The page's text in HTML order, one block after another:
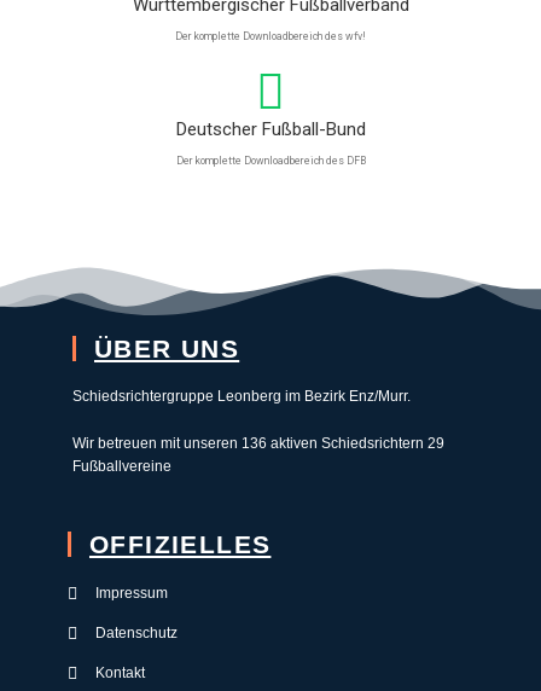
Württembergischer Fußballverband
Der komplette Downloadbereich des wfv!
Deutscher Fußball-Bund
Der komplette Downloadbereich des DFB
ÜBER UNS
Schiedsrichtergruppe Leonberg im Bezirk Enz/Murr.
Wir betreuen mit unseren 136 aktiven Schiedsrichtern 29
Fußballvereine
OFFIZIELLES
Impressum
Datenschutz
Kontakt